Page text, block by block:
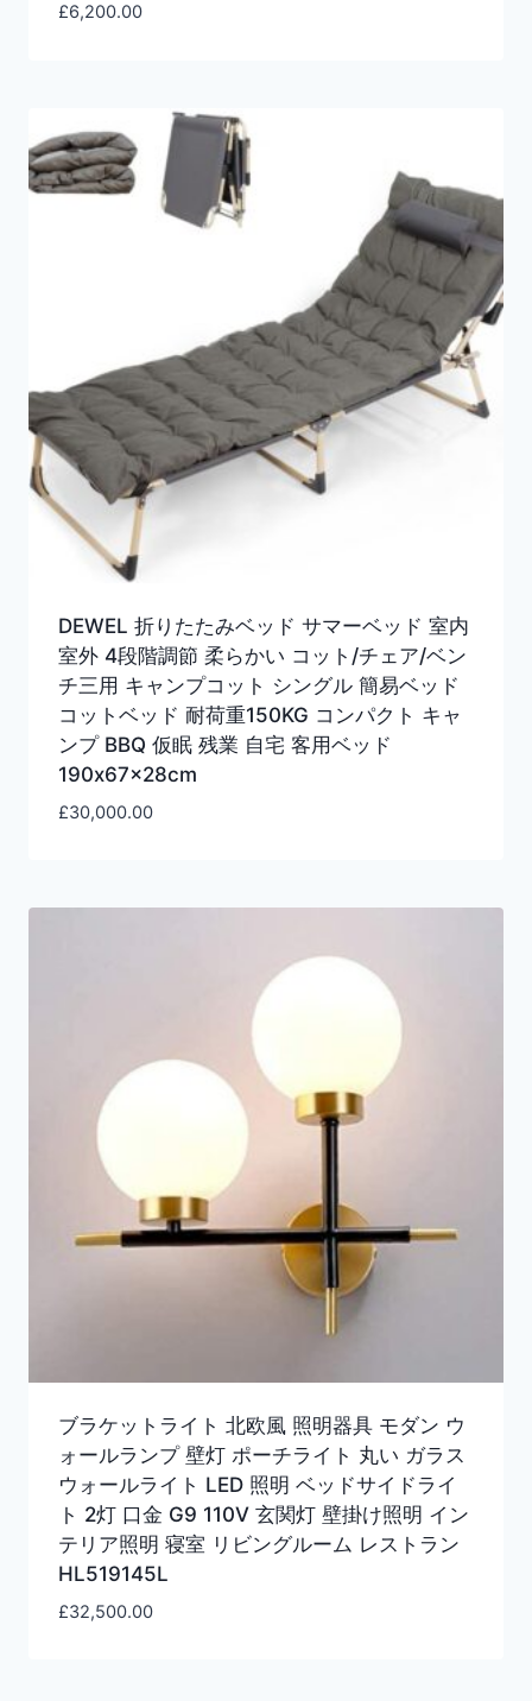
£6,200.00
DEWEL 折りたたみベッド サマーベッド 室内
室外 4段階調節 柔らかい コット/チェア/ベン
チ三用 キャンプコット シングル 簡易ベッド
コットベッド 耐荷重150KG コンパクト キャ
ンプ BBQ 仮眠 残業 自宅 客用ベッド
190x67x28cm
£30,000.00
ブラケットライト 北欧風 照明器具 モダン ウ
ォールランプ 壁灯 ポーチライト 丸い ガラス
ウォールライト LED 照明 ベッドサイドライ
ト 2灯 口金 G9 110V 玄関灯 壁掛け照明 イン
テリア照明 寝室 リビングルーム レストラン
HL519145L
£32,500.00